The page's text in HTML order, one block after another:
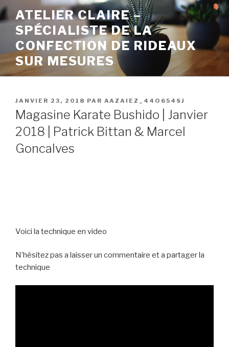
ATELIER CLAIRE –
SPÉCIALISTE DE LA
CONFECTION DE RIDEAUX
SUR MESURES
JANVIER 23, 2018 PAR AAZAIEZ_44O654SJ
Magasine Karate Bushido | Janvier
2018 | Patrick Bittan & Marcel
Goncalves
Voici la technique en video
N’hésitez pas a laisser un commentaire et a partager la
technique